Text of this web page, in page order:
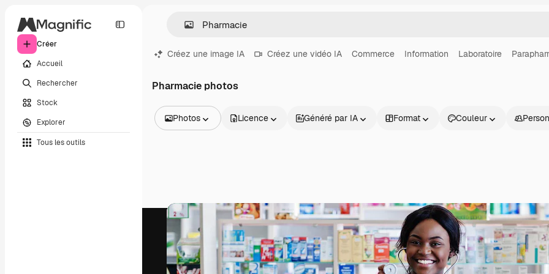
Créer
Accueil
Rechercher
Stock
Explorer
Tous les outils
Créez une image IA Créez une vidéo IA Commerce Information Laboratoire
Pharmacie photos
Photos
Vidéos
Clips de vidéo
Graphiques animés
Templates vidéos
Icônes
Modèles 3D
Polices
Licence Généré par IA Format Couleur
Produits Commencer